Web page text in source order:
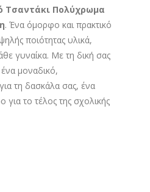
Τσαντάκι Πολύχρωμα
. Ένα όμορφο και πρακτικό
ποιότητας υλικά,
γυναίκα. Με τη δική σας
μοναδικό,
τη δασκάλα σας, ένα
το τέλος της σχολικής